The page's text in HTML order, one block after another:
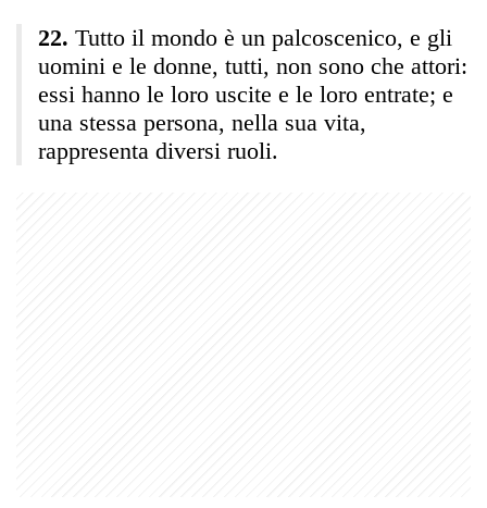
Tutto il mondo è un palcoscenico, e gli
uomini e le donne, tutti, non sono che attori:
essi hanno le loro uscite e le loro entrate; e
una stessa persona, nella sua vita,
rappresenta diversi ruoli.